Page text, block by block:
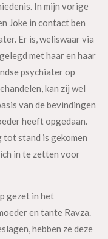
In mijn vorige
Joke in contact ben
Er is, weliswaar via
met haar en haar
psychiater op
kan zij wel
van de bevindingen
heeft opgedaan.
tot stand is gekomen
in te zetten voor
gezet in het
en tante Ravza.
hebben ze deze